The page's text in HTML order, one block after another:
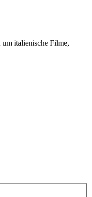
italienische Filme,